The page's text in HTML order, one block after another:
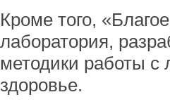
Кроме того,
лаборатория,
методики работы
здоровье.